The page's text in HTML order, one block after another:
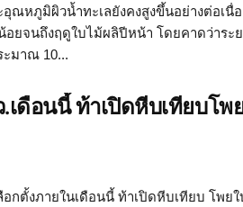
หภูมิผิวน้ำทะเลยังคงสูงขึ้นอย่างต่อเนื่
จนถึงฤดูใบไม้ผลิปีหน้า โดยคาดว่าระย
ะมาณ 10...
ดือนนี้ ท้าเปิดหีบเทียบโ
ตั้งภายในเดือนนี้ ท้าเปิดหีบเทียบ โพยใ